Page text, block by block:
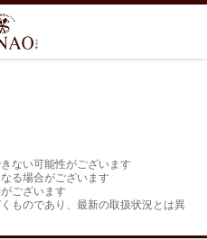
ない可能性がございます
る場合がございます
ございます
ものであり、最新の取扱状況とは異